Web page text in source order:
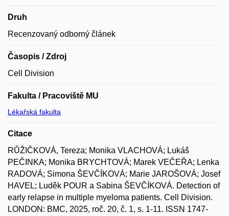
Druh
Recenzovaný odborný článek
Časopis / Zdroj
Cell Division
Fakulta / Pracoviště MU
Lékařská fakulta
Citace
RŮŽIČKOVÁ, Tereza; Monika VLACHOVÁ; Lukáš
PEČINKA; Monika BRYCHTOVÁ; Marek VEČEŘA; Lenka
RADOVÁ; Simona ŠEVČÍKOVÁ; Marie JAROŠOVÁ; Josef
HAVEL; Luděk POUR a Sabina ŠEVČÍKOVÁ. Detection of
early relapse in multiple myeloma patients. Cell Division.
LONDON: BMC, 2025, roč. 20, č. 1, s. 1-11. ISSN 1747-